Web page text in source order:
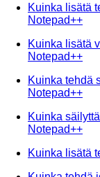
Kuinka lisätä
Notepad++
Kuinka lisätä
Notepad++
Kuinka tehdä
Notepad++
Kuinka
Notepad++
Kuinka lisätä